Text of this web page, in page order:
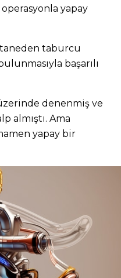
yapay
taburcu
başarılı
denenmiş ve
almıştı. Ama
yapay bir